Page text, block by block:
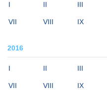
I II III
VII VIII IX
2016
I II III
VII VIII IX